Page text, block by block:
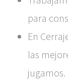
para
En
las
jugamos.